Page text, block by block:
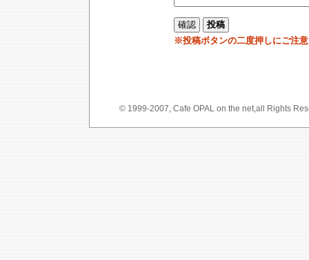
※投稿ボタンの二度押しにご注
© 1999-2007, Cafe OPAL on the net,all Rights